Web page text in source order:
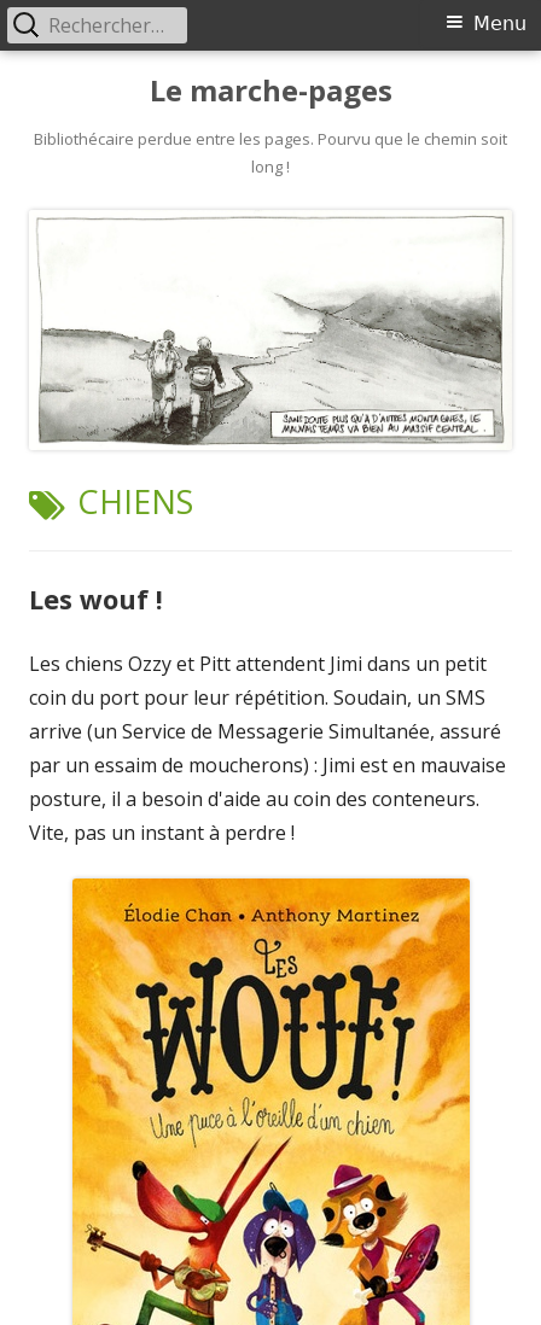
content
Le marche-pages
Bibliothécaire perdue entre les pages. Pourvu que le chemin soit
long !
Primary
Menu
Rechercher :
TAG:
CHIENS
Les wouf !
Les chiens Ozzy et Pitt attendent Jimi dans un petit
coin du port pour leur répétition. Soudain, un SMS
arrive (un Service de Messagerie Simultanée, assuré
par un essaim de moucherons) : Jimi est en mauvaise
posture, il a besoin d'aide au coin des conteneurs.
Vite, pas un instant à perdre !